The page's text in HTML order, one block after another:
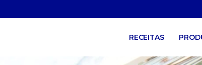
RECEITAS